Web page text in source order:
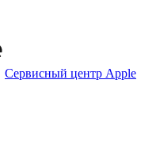
Сервисный центр Apple